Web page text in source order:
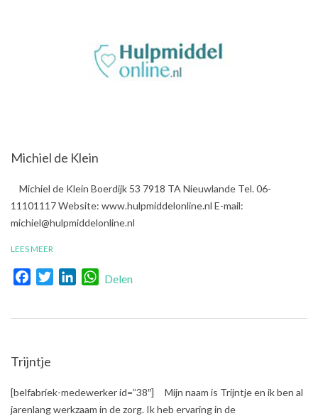
Michiel de Klein
2020-
02-
04
Michiel de Klein Boerdijk 53 7918 TA Nieuwlande Tel. 06-
11101117 Website: www.hulpmiddelonline.nl E-mail:
michiel@hulpmiddelonline.nl
LEES MEER
FacebookTwitterLinkedInWhatsApp
Delen
Trijntje
2020-
01-
[belfabriek-medewerker id=”38″] Mijn naam is Trijntje en ik ben al
jarenlang werkzaam in de zorg. Ik heb ervaring in de